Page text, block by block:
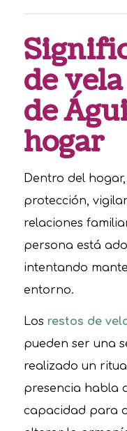
de
de
hogar
Dentro del
protección,
relaciones
persona está
intentando
entorno.
Los restos de
pueden ser una
realizado un
presencia habla
capacidad para